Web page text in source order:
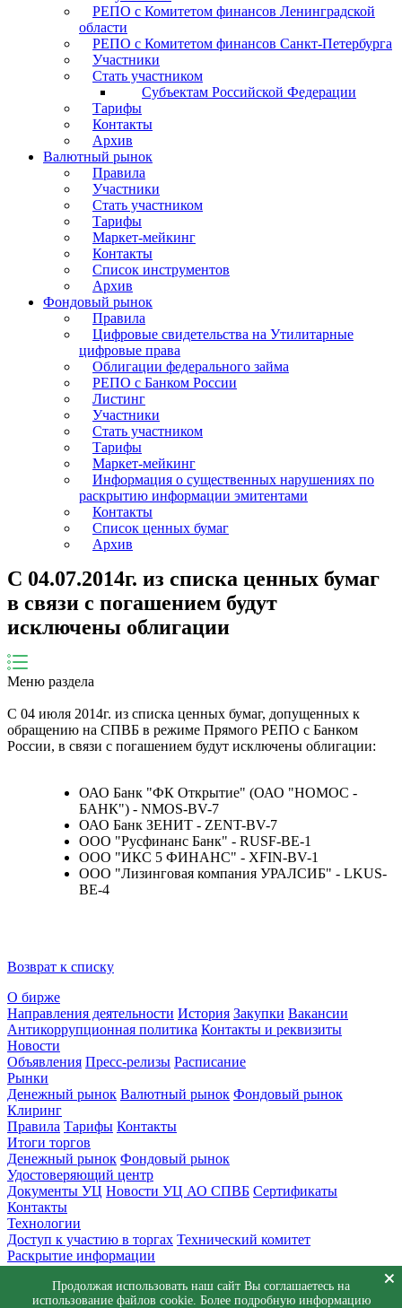
РЕПО с Комитетом финансов Ленинградской
области
РЕПО с Комитетом финансов Санкт-Петербурга
Участники
Стать участником
Субъектам Российской Федерации
Тарифы
Контакты
Архив
Валютный рынок
Правила
Участники
Стать участником
Тарифы
Маркет-мейкинг
Контакты
Список инструментов
Архив
Фондовый рынок
Правила
Цифровые свидетельства на Утилитарные
цифровые права
Облигации федерального займа
РЕПО с Банком России
Листинг
Участники
Стать участником
Тарифы
Маркет-мейкинг
Информация о существенных нарушениях по
раскрытию информации эмитентами
Контакты
Список ценных бумаг
Архив
С 04.07.2014г. из списка ценных бумаг
в связи с погашением будут
исключены облигации
Меню раздела
С 04 июля 2014г. из списка ценных бумаг, допущенных к
обращению на СПВБ в режиме Прямого РЕПО с Банком
России, в связи с погашением будут исключены облигации:
ОАО Банк "ФК Открытие" (ОАО "НОМОС -
БАНК") - NMOS-BV-7
ОАО Банк ЗЕНИТ - ZENT-BV-7
ООО "Русфинанс Банк" - RUSF-BE-1
ООО "ИКС 5 ФИНАНС" - XFIN-BV-1
ООО "Лизинговая компания УРАЛСИБ" - LKUS-
BE-4
Возврат к списку
О бирже
Направления деятельности История Закупки Вакансии
Антикоррупционная политика Контакты и реквизиты
Новости
Объявления Пресс-релизы Расписание
Рынки
Денежный рынок Валютный рынок Фондовый рынок
Клиринг
Правила Тарифы Контакты
Итоги торгов
Денежный рынок Фондовый рынок
Удостоверяющий центр
Документы УЦ Новости УЦ АО СПВБ Сертификаты
Контакты
Технологии
Доступ к участию в торгах Технический комитет
Раскрытие информации
Обращения Заявка в техническую поддержку
© АО СПВБ 2016-2026. Все права защищены.
Продолжая использовать наш сайт Вы соглашаетесь на
использование файлов cookie. Более подробную информацию